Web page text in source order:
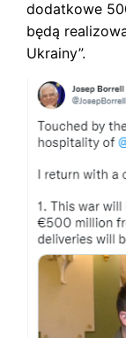
dodatkowe
będą
Ukrainy”.